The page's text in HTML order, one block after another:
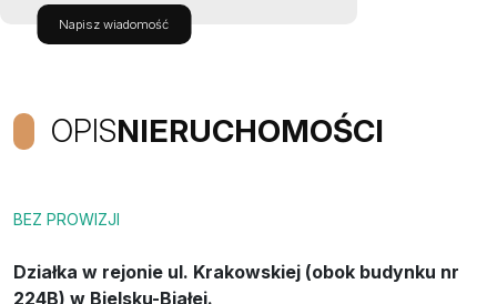
Napisz wiadomość
OPISNIERUCHOMOŚCI
BEZ PROWIZJI
Działka w rejonie ul. Krakowskiej (obok budynku nr
224B) w Bielsku-Białej.